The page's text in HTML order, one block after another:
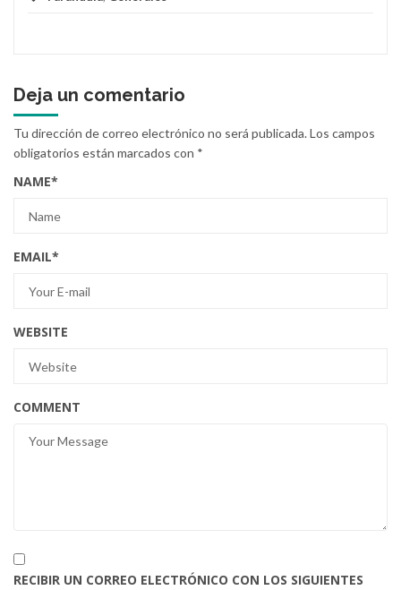
Deja un comentario
Tu dirección de correo electrónico no será publicada.Los campos
obligatorios están marcados con *
NAME*
EMAIL*
WEBSITE
COMMENT
RECIBIR UN CORREO ELECTRÓNICO CON LOS SIGUIENTES